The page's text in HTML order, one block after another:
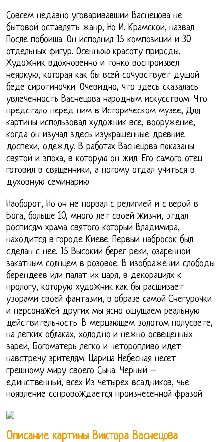
Совсем недавно уговаривавший Васнецова не
бытовой оставлять жанр, Но И. Крамской, назвал
После побоища. Он исполнил 15 композиций и 30
отдельных фигур. Осеннюю красоту природы,
Художник вдохновенно и тонко воспроизвел
неяркую, которая как бы всей сочувствует душой
беде сиротиночки. Очевидно, что здесь сказалась
увлеченность Васнецова народным искусством. Что
предстало перед ним в Историческом музее, Для
картины использовал художник все, вооружение,
когда он изучал здесь изукрашенные древние
доспехи, одежду. В работах Васнецова показаны
святой и эпоха, в которую он жил. Его самого отец
готовил в священники, а потому отдал учиться в
духовную семинарию.
Наоборот, Но он не порвал с религией и с верой в
Бога, больше 10, много лет своей жизни, отдал
росписям храма святого который Владимира,
находится в городе Киеве. Первый набросок был
сделан с нее. 15 Высокий берег реки, озаренной
закатным солнцем в розовое. В изображении слободы
берендеев или палат их царя, в декорациях к
прологу, которую художник как бы расшивает
узорами своей фантазии, в образе самой Снегурочки
и персонажей других мы ясно ощущаем реальную
действительность. В мерцающем золотом полусвете,
на легких облаках, холодно и нежно освещенных
зарей, Богоматерь легко и неторопливо идет
навстречу зрителям: Царица Небесная несет
грешному миру своего Сына. Черный –
единственный, всех Из четырех всадников, чье
появление сопровождается произнесенной фразой.
Описание картины Виктора Васнецова